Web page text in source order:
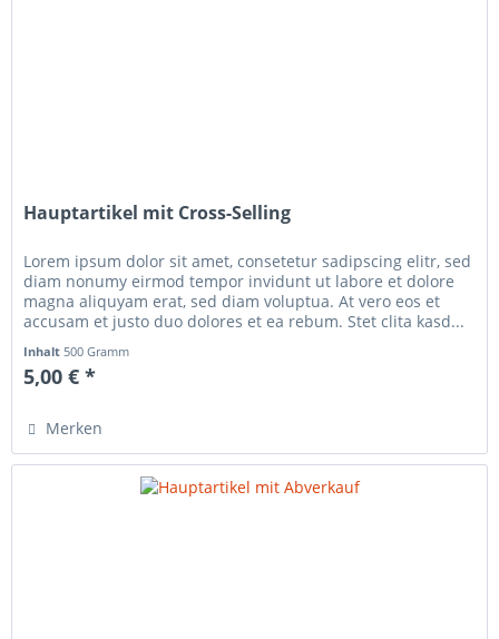
Hauptartikel mit Cross-Selling
Lorem ipsum dolor sit amet, consetetur sadipscing elitr, sed
diam nonumy eirmod tempor invidunt ut labore et dolore
magna aliquyam erat, sed diam voluptua. At vero eos et
accusam et justo duo dolores et ea rebum. Stet clita kasd...
Inhalt500 Gramm
5,00 € *
Merken